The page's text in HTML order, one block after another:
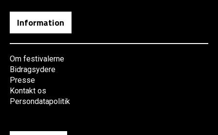
Information
Om festivalerne
Bidragsydere
Presse
Kontakt os
Persondatapolitik